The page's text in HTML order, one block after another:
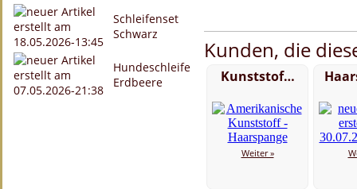
Schleifenset
Schwarz
Hundeschleife
Erdbeere
Kunden, die
Kunststof…
Weiter »